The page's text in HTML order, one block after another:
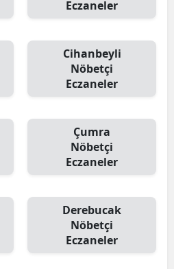
Eczaneler
Cihanbeyli
Nöbetçi
Eczaneler
Çumra
Nöbetçi
Eczaneler
Derebucak
Nöbetçi
Eczaneler